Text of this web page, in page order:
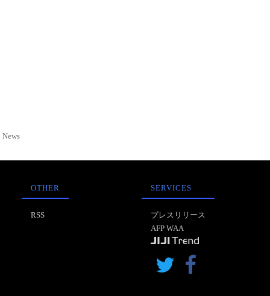
OTHER
RSS
SERVICES
プレスリリース
AFP WAA